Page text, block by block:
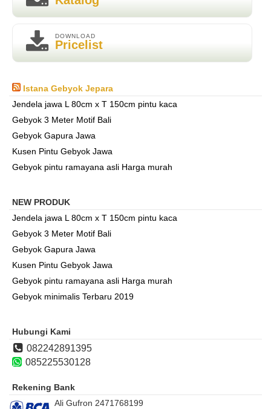
DOWNLOAD
Pricelist
Istana Gebyok Jepara
Jendela jawa L 80cm x T 150cm pintu kaca
Gebyok 3 Meter Motif Bali
Gebyok Gapura Jawa
Kusen Pintu Gebyok Jawa
Gebyok pintu ramayana asli Harga murah
NEW PRODUK
Jendela jawa L 80cm x T 150cm pintu kaca
Gebyok 3 Meter Motif Bali
Gebyok Gapura Jawa
Kusen Pintu Gebyok Jawa
Gebyok pintu ramayana asli Harga murah
Gebyok minimalis Terbaru 2019
Hubungi Kami
082242891395
085225530128
Rekening Bank
Ali Gufron 2471768199